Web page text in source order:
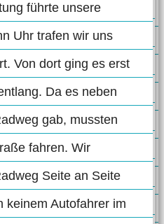
führte unsere
Uhr trafen wir uns
Von dort ging es erst
Da es neben
gab, mussten
fahren. Wir
Seite an Seite
keinem Autofahrer im